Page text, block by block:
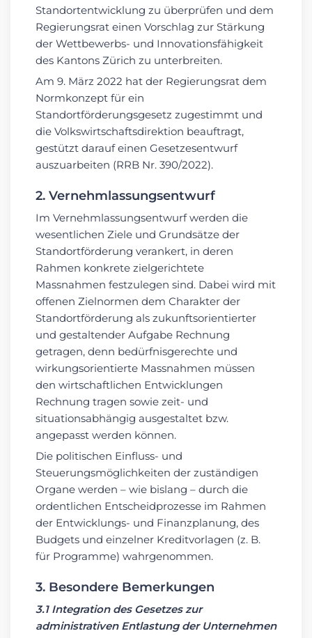
Standortentwicklung zu überprüfen und dem
Regierungsrat einen Vorschlag zur Stärkung
der Wettbewerbs- und Innovationsfähigkeit
des Kantons Zürich zu unterbreiten.
Am 9. März 2022 hat der Regierungsrat dem
Normkonzept für ein
Standortförderungsgesetz zugestimmt und
die Volkswirtschaftsdirektion beauftragt,
gestützt darauf einen Gesetzesentwurf
auszuarbeiten (RRB Nr. 390/2022).
2. Vernehmlassungsentwurf
Im Vernehmlassungsentwurf werden die
wesentlichen Ziele und Grundsätze der
Standortförderung verankert, in deren
Rahmen konkrete zielgerichtete
Massnahmen festzulegen sind. Dabei wird mit
offenen Zielnormen dem Charakter der
Standortförderung als zukunftsorientierter
und gestaltender Aufgabe Rechnung
getragen, denn bedürfnisgerechte und
wirkungsorientierte Massnahmen müssen
den wirtschaftlichen Entwicklungen
Rechnung tragen sowie zeit- und
situationsabhängig ausgestaltet bzw.
angepasst werden können.
Die politischen Einfluss- und
Steuerungsmöglichkeiten der zuständigen
Organe werden – wie bislang – durch die
ordentlichen Entscheidprozesse im Rahmen
der Entwicklungs- und Finanzplanung, des
Budgets und einzelner Kreditvorlagen (z. B.
für Programme) wahrgenommen.
3. Besondere Bemerkungen
3.1 Integration des Gesetzes zur
administrativen Entlastung der Unternehmen